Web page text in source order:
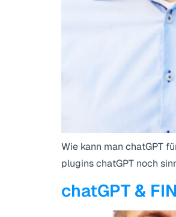
Wie kann man chatGPT
plugins chatGPT noch
chatGPT &